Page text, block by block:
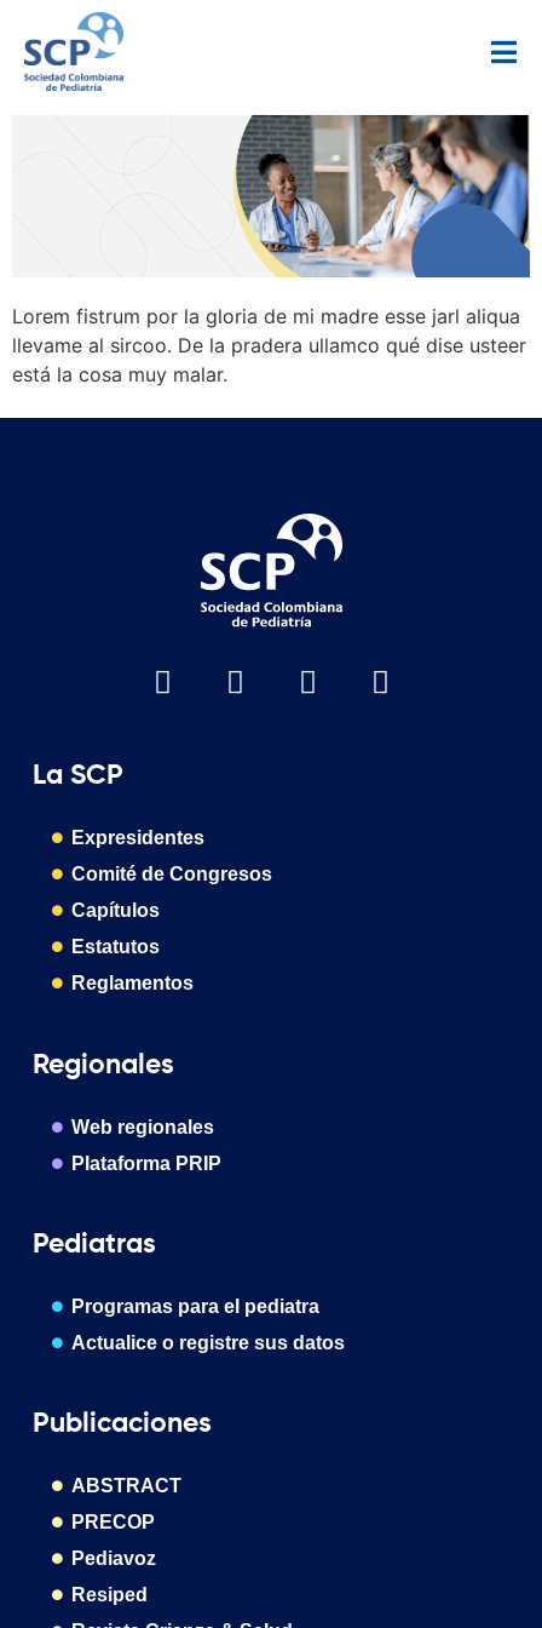
Lorem fistrum por la gloria de mi madre esse jarl aliqua
llevame al sircoo. De la pradera ullamco qué dise usteer
está la cosa muy malar.
La SCP
Expresidentes
Comité de Congresos
Capítulos
Estatutos
Reglamentos
Regionales
Web regionales
Plataforma PRIP
Pediatras
Programas para el pediatra
Actualice o registre sus datos
Publicaciones
ABSTRACT
PRECOP
Pediavoz
Resiped